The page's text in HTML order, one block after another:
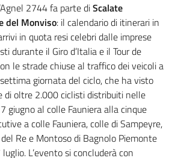
2744 fa parte diScalate
del Monviso: il calendario di itinerari in
in quota resi celebri dalle imprese
durante il Giro d’Italia e il Tour de
le strade chiuse al traffico dei veicoli a
giornata del ciclo, che ha visto
di oltre 2.000 ciclisti distribuiti nelle
giugno al colle Fauniera alla cinque
a colle Fauniera, colle di Sampeyre,
Re e Montoso di Bagnolo Piemonte
L’evento si concluderà con